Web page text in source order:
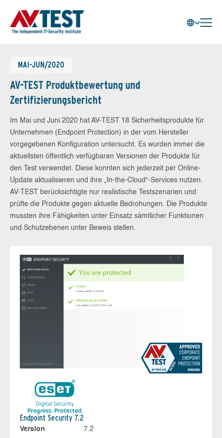
MAI-JUN/2020
AV-TEST Produktbewertung und
Zertifizierungsbericht
Im Mai und Juni 2020 hat AV-TEST 18 Sicherheitsprodukte für
Unternehmen (Endpoint Protection) in der vom Hersteller
vorgegebenen Konfiguration untersucht. Es wurden immer die
aktuellsten öffentlich verfügbaren Versionen der Produkte für
den Test verwendet. Diese konnten sich jederzeit per Online-
Update aktualisieren und ihre „In-the-Cloud“-Services nutzen.
AV-TEST berücksichtigte nur realistische Testszenarien und
prüfte die Produkte gegen aktuelle Bedrohungen. Die Produkte
mussten ihre Fähigkeiten unter Einsatz sämtlicher Funktionen
und Schutzebenen unter Beweis stellen.
Endpoint Security 7.2
Version
7.2